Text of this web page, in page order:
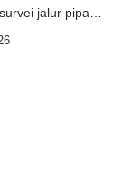
jalur pipa
Greater Sunrise